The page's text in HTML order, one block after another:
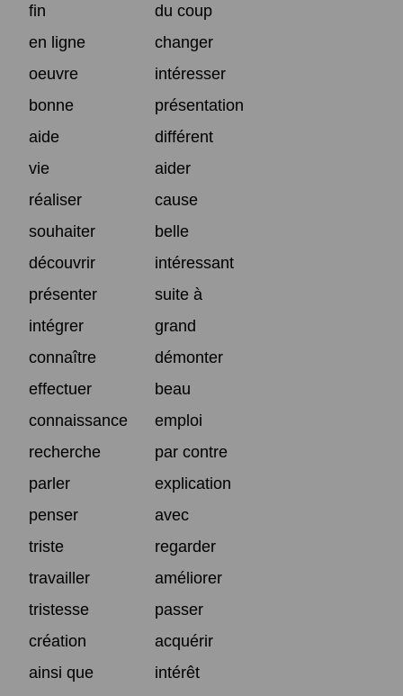
fin
du coup
en ligne
changer
oeuvre
intéresser
bonne
présentation
aide
différent
vie
aider
réaliser
cause
souhaiter
belle
découvrir
intéressant
présenter
suite à
intégrer
grand
connaître
démonter
effectuer
beau
connaissance
emploi
recherche
par contre
parler
explication
penser
avec
triste
regarder
travailler
améliorer
tristesse
passer
création
acquérir
ainsi que
intérêt